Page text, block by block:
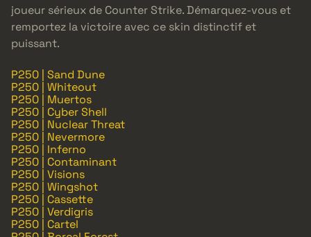
joueur sérieux de Counter Strike. Démarquez-vous et
remportez la victoire avec ce skin distinctif et
puissant.
P250 | Sand Dune
P250 | Whiteout
P250 | Muertos
P250 | Cyber Shell
P250 | Nuclear Threat
P250 | Nevermore
P250 | Inferno
P250 | Contaminant
P250 | Visions
P250 | Wingshot
P250 | Cassette
P250 | Verdigris
P250 | Cartel